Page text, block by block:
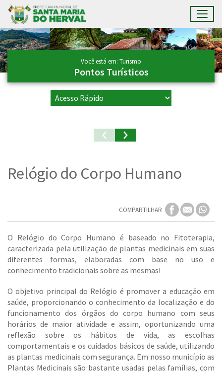
Ir para conteúdo principal
Conteúdo Principal
Você está em: Turismo
Pontos Turísticos
Relógio do Corpo Humano
COMPARTILHAR
O Relógio do Corpo Humano é baseado no Fitoterapia,
caracterizada pela utilização de plantas medicinais em suas
diferentes formas, elaboradas com base no uso e
conhecimento tradicionais sobre as mesmas!
O objetivo principal do Relógio é promover a educação em
saúde, proporcionando o conhecimento da localização e do
funcionamento dos órgãos do corpo humano com seus
horários de maior atividade e assim, oportunizando uma
reflexão sobre os hábitos de vida, as escolhas
comportamentais e os cuidados básicos de saúde, utilizando
as plantas medicinais com segurança. Em nosso município as
Plantas Medicinais são bastante usadas pelas famílias, com